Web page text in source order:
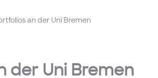
an der Uni Bremen
der Uni Bremen